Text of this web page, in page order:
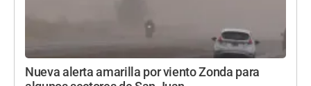
Nueva alerta amarilla por viento Zonda para